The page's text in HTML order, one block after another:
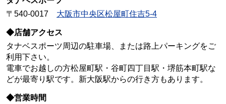
〒540-0017 大阪市中央区松屋町住吉5-4
◆店舗アクセス
タナベスポーツ周辺の駐車場、または路上パーキングをご
利用下さい。
電車でお越しの方松屋町駅・谷町四丁目駅・堺筋本町駅な
どが最寄り駅です。新大阪駅からの行き方もあります。
◆営業時間